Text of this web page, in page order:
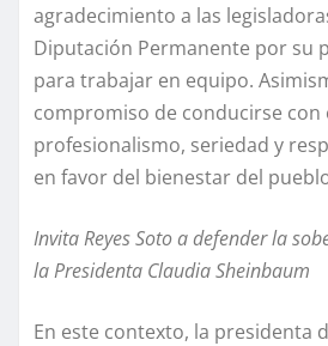
agradecimiento a las
Diputación Permanente por su
para trabajar en equipo.
compromiso de conducirse con
profesionalismo, seriedad y
en favor del bienestar del
Invita Reyes Soto a defender la
la Presidenta Claudia Sheinbaum
En este contexto, la presidenta